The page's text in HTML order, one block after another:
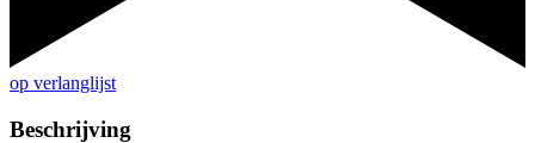
op verlanglijst
Beschrijving